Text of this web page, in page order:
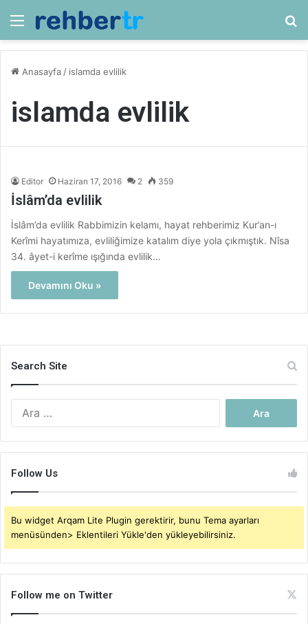
Menü
Anasayfa / islamda evlilik
islamda evlilik
Editor Haziran 17, 2016 2 359
İslâm’da evlilik
İslâm’da evlilik Rabbimizin kelamı, hayat rehberimiz Kur’an-ı
Kerîmi hayatımıza, evliliğimize katalım diye yola çıkmıştık. Nîsa
34. âyet-i kerîme ışığında evlilik…
Devamını Oku »
Search Site
Follow Us
Bu widget Arqam Lite Plugin gerektirir, bunu Tema ayarları
menüsünden> Eklentileri Yükle'den yükleyebilirsiniz.
Follow me on Twitter